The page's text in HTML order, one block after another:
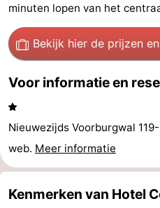
Vakantiehuizen
-
Amsterdamse
Bos
Spaarnwoude
Last
minutes
Musea
Attracties
Zien
minuten lopen van het
Bekijk hier de prijzen
Voor informatie en
Nieuwezijds Voorburgwal
web. Meer informatie
Kenmerken van Hotel